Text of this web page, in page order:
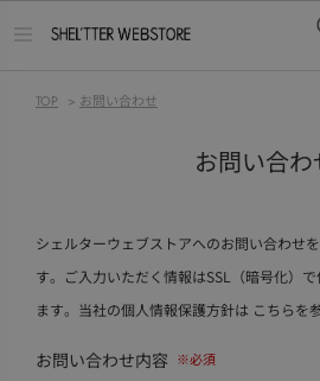
TOP > お問い合わせ
お問い合わ
シェルターウェブストアへのお問い合わせ
す。ご入力いただく情報はSSL（暗号化）
ます。当社の個人情報保護方針は こちらを
お問い合わせ内容